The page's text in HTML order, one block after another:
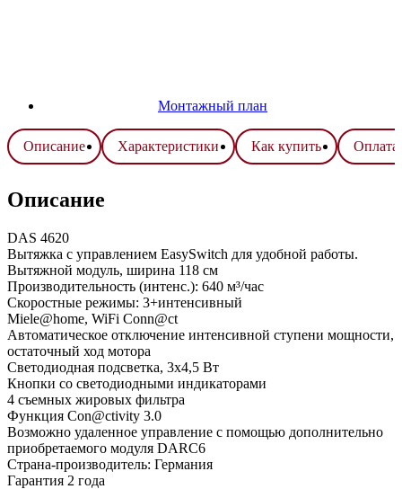
Монтажный план
Описание Характеристики Как купить Оплата
Описание
DAS 4620
Вытяжка с управлением EasySwitch для удобной работы.
Вытяжной модуль, ширина 118 см
Производительность (интенс.): 640 м³/час
Скоростные режимы: 3+интенсивный
Miele@home, WiFi Conn@ct
Автоматическое отключение интенсивной ступени мощности,
остаточный ход мотора
Светодиодная подсветка, 3х4,5 Вт
Кнопки со светодиодными индикаторами
4 съемных жировых фильтра
Функция Con@ctivity 3.0
Возможно удаленное управление с помощью дополнительно
приобретаемого модуля DARC6
Страна-производитель: Германия
Гарантия 2 года